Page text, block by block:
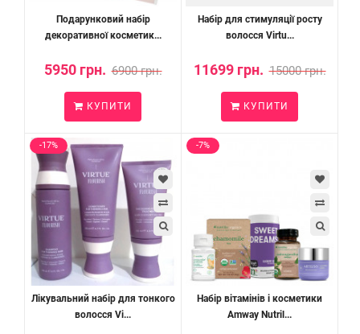
Подарунковий набір
декоративної косметик...
5950 грн. 6900 грн.
КУПИТИ
Набір для стимуляції росту
волосся Virtu...
11699 грн. 15000 грн.
КУПИТИ
-17%
Лікувальний набір для тонкого
волосся Vi...
-7%
Набір вітамінів і косметики
Amway Nutril...